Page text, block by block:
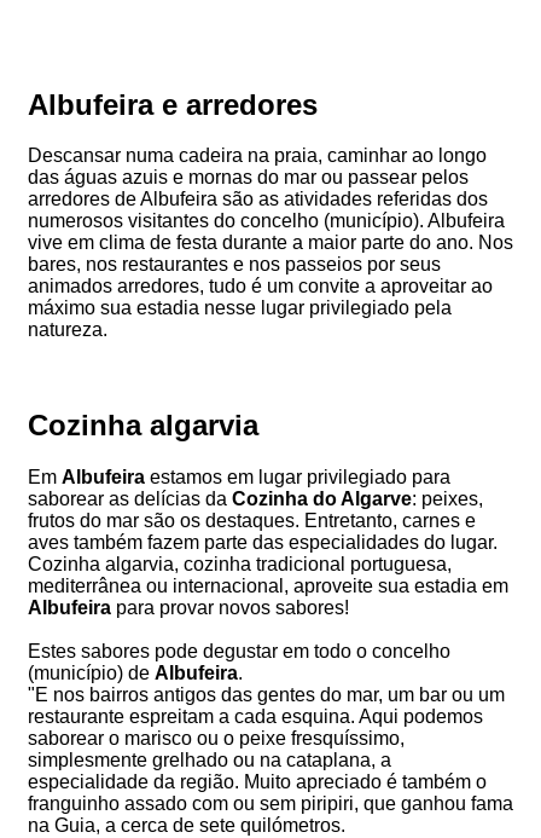
Albufeira e arredores
Descansar numa cadeira na praia, caminhar ao longo
das águas azuis e mornas do mar ou passear pelos
arredores de Albufeira são as atividades referidas dos
numerosos visitantes do concelho (município). Albufeira
vive em clima de festa durante a maior parte do ano. Nos
bares, nos restaurantes e nos passeios por seus
animados arredores, tudo é um convite a aproveitar ao
máximo sua estadia nesse lugar privilegiado pela
natureza.
Cozinha algarvia
Em Albufeira estamos em lugar privilegiado para
saborear as delícias da Cozinha do Algarve: peixes,
frutos do mar são os destaques. Entretanto, carnes e
aves também fazem parte das especialidades do lugar.
Cozinha algarvia, cozinha tradicional portuguesa,
mediterrânea ou internacional, aproveite sua estadia em
Albufeira para provar novos sabores!
Estes sabores pode degustar em todo o concelho
(município) de Albufeira.
"E nos bairros antigos das gentes do mar, um bar ou um
restaurante espreitam a cada esquina. Aqui podemos
saborear o marisco ou o peixe fresquíssimo,
simplesmente grelhado ou na cataplana, a
especialidade da região. Muito apreciado é também o
franguinho assado com ou sem piripiri, que ganhou fama
na Guia, a cerca de sete quilómetros.